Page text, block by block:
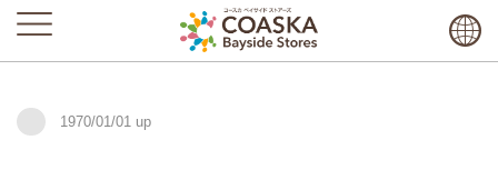
1970/01/01